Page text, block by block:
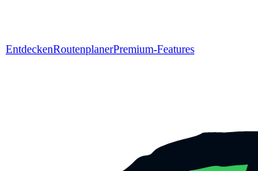
EntdeckenRoutenplanerPremium-Features